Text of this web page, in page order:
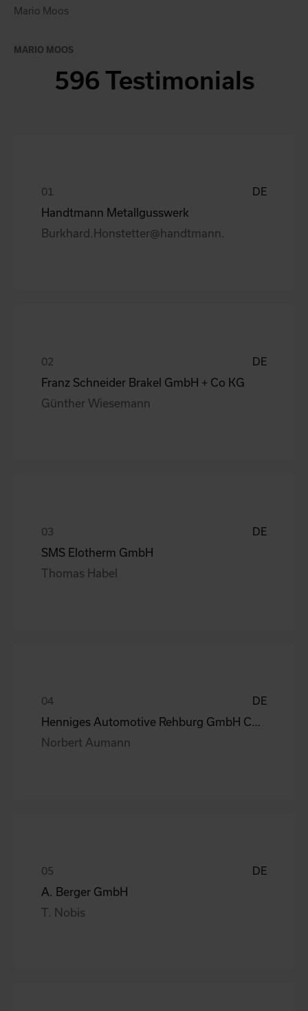
Mario Moos
MARIO MOOS
596 Testimonials
DE
Handtmann Metallgusswerk
Burkhard.Honstetter@handtmann.
DE
Franz Schneider Brakel GmbH + Co KG
Günther Wiesemann
DE
SMS Elotherm GmbH
Thomas Habel
DE
Norbert Aumann
DE
A. Berger GmbH
T. Nobis